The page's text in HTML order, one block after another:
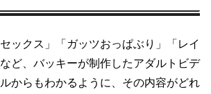
ックス」「ガッツおっぱぶり」「レイ
ど、バッキーが制作したアダルトビデ
からもわかるように、その内容がどれ